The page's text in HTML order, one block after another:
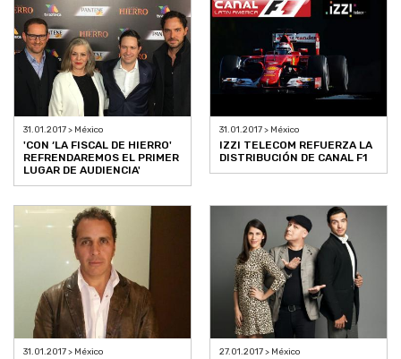
31.01.2017 > México
'CON ‘LA FISCAL DE HIERRO'
REFRENDAREMOS EL PRIMER
LUGAR DE AUDIENCIA'
31.01.2017 > México
IZZI TELECOM REFUERZA LA
DISTRIBUCIÓN DE CANAL F1
31.01.2017 > México 27.01.2017 > México